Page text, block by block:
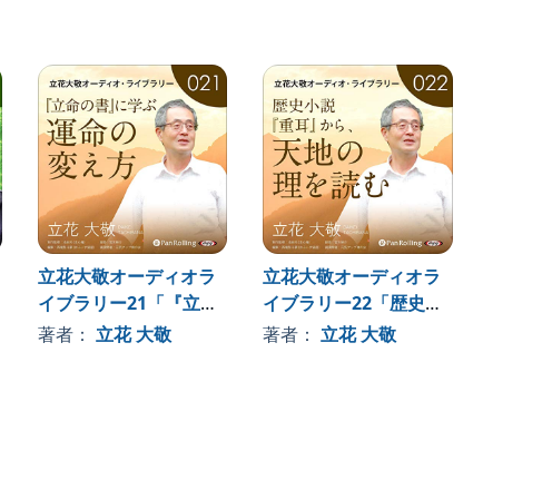
立花大敬オーディオラ
イブラリー21「『立命
の書』に学ぶ運命の変
著者： 立花 大敬
立花大敬オーディオラ
イブラリー22「歴史小
説『重耳』から、天地
著者：立花 大敬